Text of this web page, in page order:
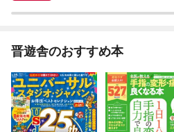
晋遊舎のおすすめ本